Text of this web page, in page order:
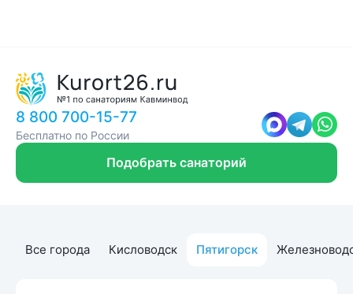
8 800 700-15-77
Бесплатно по России
Подобрать санаторий
Все города Кисловодск Пятигорск